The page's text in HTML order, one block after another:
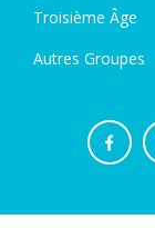
Troisième Âge
Autres Groupes